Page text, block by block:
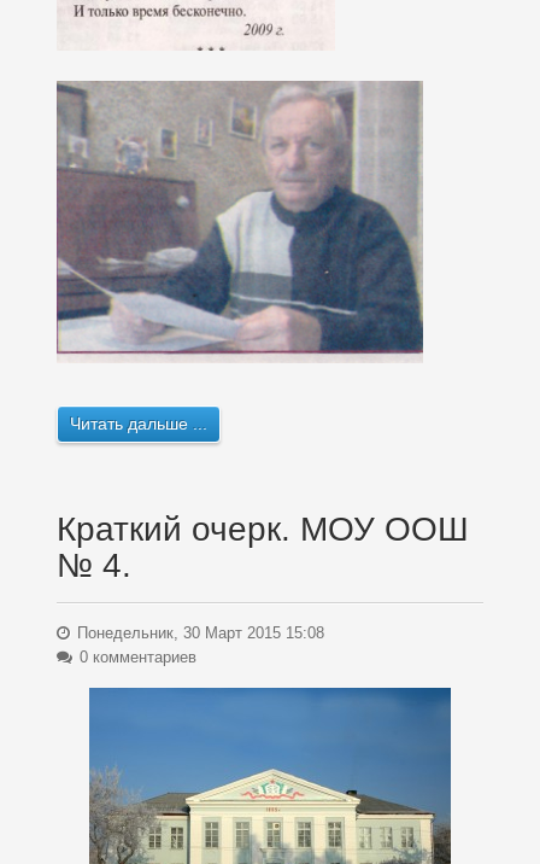
Читать дальше ...
Краткий очерк. МОУ ООШ
№ 4.
Понедельник, 30 Март 2015 15:08
0 комментариев